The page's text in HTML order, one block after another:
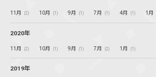
11月 (2) 10月 (1) 9月 (1) 7月 (1) 4月 (1) 1月
2020年
11月 (2) 10月 (1) 9月 (1) 7月 (2) 1月 (1)
2019年